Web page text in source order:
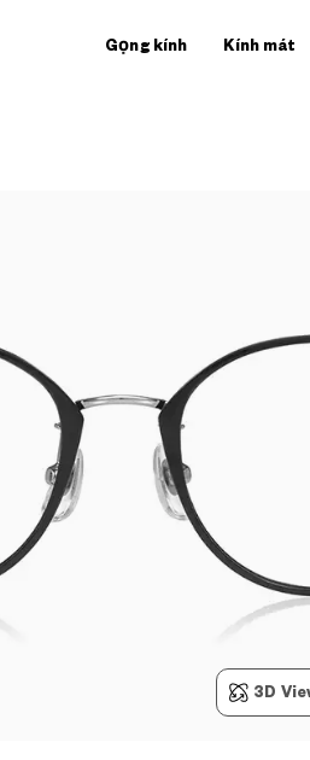
Gọng kính Kính mát
3D